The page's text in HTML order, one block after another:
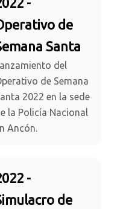
de
Santa
del
de Semana
2022 en la sede
la Policía Nacional
Ancón.
-
de